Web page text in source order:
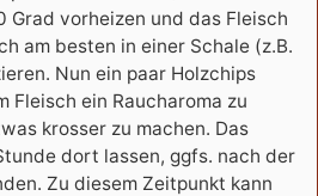
Grad vorheizen und das Fleisch
am besten in einer Schale (z.B.
Nun ein paar Holzchips
Fleisch ein Raucharoma zu
krosser zu machen. Das
dort lassen, ggfs. nach der
Zu diesem Zeitpunkt kann